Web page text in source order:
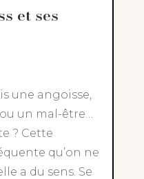
et ses
une angoisse,
un mal-être…
? Cette
qu’on ne
a du sens. Se